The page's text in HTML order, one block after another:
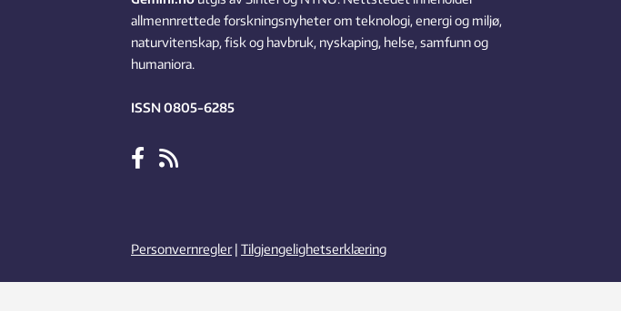
allmennrettede forskningsnyheter om teknologi, energi og miljø,
naturvitenskap, fisk og havbruk, nyskaping, helse, samfunn og
humaniora.
ISSN 0805-6285
Personvernregler | Tilgjengelighetserklæring